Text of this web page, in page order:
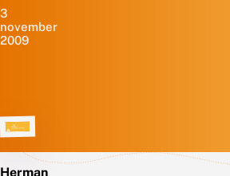
3
november
2009
Herman